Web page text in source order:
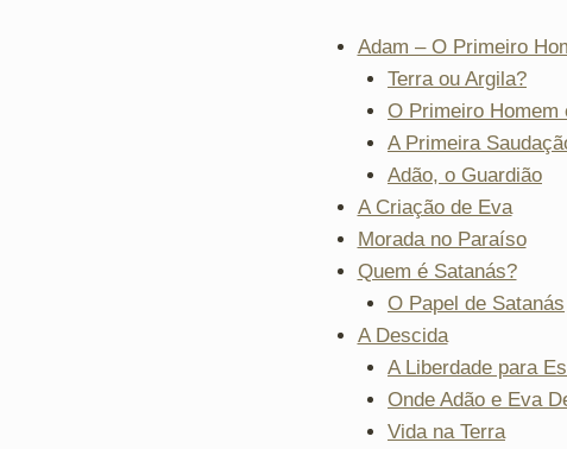
Adam – O Primeiro
Terra ou Argila?
O Primeiro Homem
A Primeira
Adão, o Guardião
A Criação de Eva
Morada no Paraíso
Quem é Satanás?
O Papel de Satanás
A Descida
A Liberdade para
Onde Adão e Eva
Vida na Terra